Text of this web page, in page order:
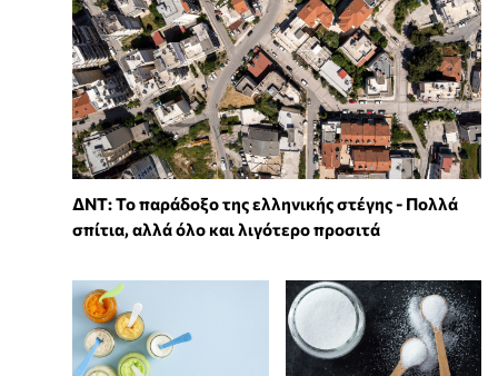
ΔΝΤ: Το παράδοξο της ελληνικής στέγης - Πολλά
σπίτια, αλλά όλο και λιγότερο προσιτά